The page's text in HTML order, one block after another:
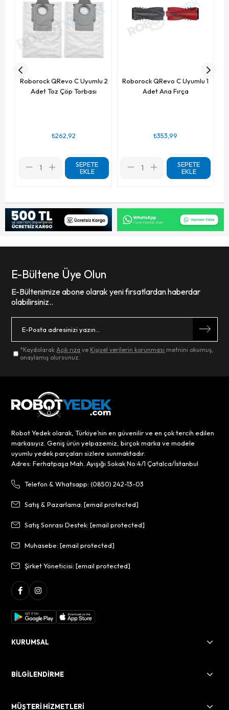
Roborock QRevo C Uyumlu 2
Adet Toz Çöp Torbası
₺262,92
SEPETE
EKLE
Roborock QRevo C Uyumlu 1
Adet Ana Fırça
₺353,99
SEPETE
EKLE
E-Bültene Üye Olun
E-Bültenimize abone olarak yeni fırsatlardan haberdar
olabilirsiniz..
*KaydolarakAçık rıza ve Kişisel verilerin korunması metnini okumuş,
onaylamış olursunuz.
Robot Yedek olarak, Türkiye’nin en güvenilir ve en çok tercih edilen
markasıyız. Geniş ürün yelpazemiz, birçok marka ve modele
uyumlu yedek parçaları sizlere sunmaktadır.
Adres: Ferhatpaşa Mah. Ayışığı Sokak No:4/1 Çatalca/İstanbul
Telefon & Whatsapp: (0850) 242-13-03
Satış & Pazarlama:[email protected]
Satış Sonrası Destek:[email protected]
Muhasebe:[email protected]
Şirket Yöneticisi:[email protected]
KURUMSAL
BİLGİLENDİRME
MÜŞTERİ HİZMETLERİ